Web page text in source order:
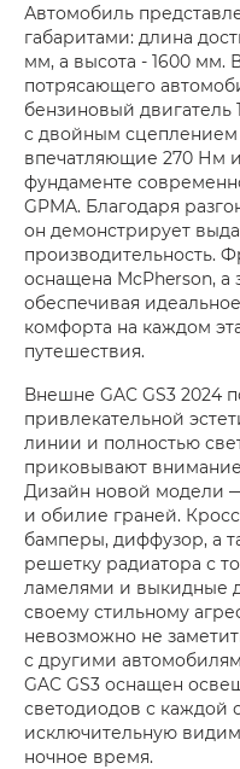
Автомобиль
габаритами: длина
мм, а высота - 1600 мм.
потрясающего
бензиновый двигатель
с двойным
впечатляющие 270 Нм
фундаменте
GPMA. Благодаря
он демонстрирует
производительность.
оснащена McPherson, а
обеспечивая
комфорта на каждом
путешествия.
Внешне GAC GS3 2024
привлекательной
линии и полностью
приковывают
Дизайн новой модели
и обилие граней.
бамперы, диффузор, а
решетку радиатора с
ламелями и выкидные
своему стильному
невозможно не
с другими
GAC GS3 оснащен
светодиодов с
исключительную
ночное время.